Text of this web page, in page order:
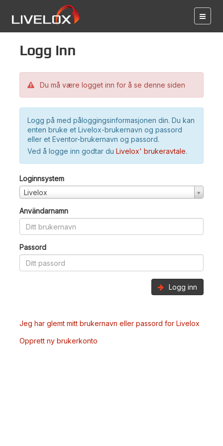
Logg inn
Du må være logget inn for å se denne siden
Logg på med påloggingsinformasjonen din. Du kan
enten bruke et Livelox-brukernavn og passord
eller et Eventor-brukernavn og passord.
Ved å logge inn godtar du Livelox' brukeravtale.
Loginnsystem
Livelox
Användarnamn
Passord
Logg inn
Jeg har glemt mitt brukernavn eller passord for Livelox
Opprett ny brukerkonto